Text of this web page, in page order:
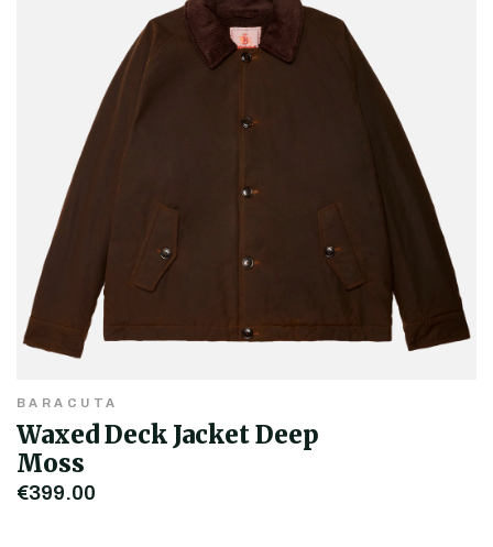
BARACUTA
Waxed Deck Jacket Deep
Moss
€399,00